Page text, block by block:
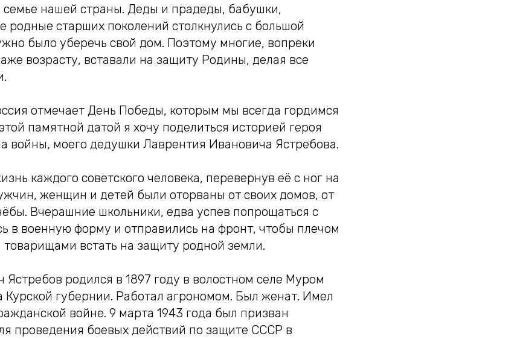
семье нашей страны. Деды и прадеды, бабушки,
родные старших поколений столкнулись с большой
было уберечь свой дом. Поэтому многие, вопреки
возрасту, вставали на защиту Родины, делая все
отмечает День Победы, которым мы всегда гордимся
памятной датой я хочу поделиться историей героя
войны, моего дедушки Лаврентия Ивановича Ястребова.
каждого советского человека, перевернув её с ног на
женщин и детей были оторваны от своих домов, от
Вчерашние школьники, едва успев попрощаться с
в военную форму и отправились на фронт, чтобы плечом
встать на защиту родной земли.
родился в 1897 году в волостном селе Муром
Курской губернии. Работал агрономом. Был женат. Имел
войне. 9 марта 1943 года был призван
проведения боевых действий по защите СССР в